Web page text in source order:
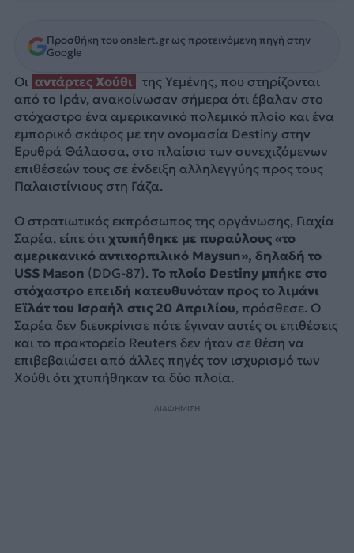
Προσθήκη του onalert.gr ως προτεινόμενη πηγή στην
Google
Οι αντάρτες Χούθι
της Υεμένης, που στηρίζονται
από το Ιράν, ανακοίνωσαν σήμερα ότι έβαλαν στο
στόχαστρο ένα αμερικανικό πολεμικό πλοίο και ένα
εμπορικό σκάφος με την ονομασία Destiny στην
Ερυθρά Θάλασσα, στο πλαίσιο των συνεχιζόμενων
επιθέσεών τους σε ένδειξη αλληλεγγύης προς τους
Παλαιστίνιους στη Γάζα.
Ο στρατιωτικός εκπρόσωπος της οργάνωσης, Γιαχία
Σαρέα, είπε ότι χτυπήθηκε με πυραύλους «το
αμερικανικό αντιτορπιλικό Maysun», δηλαδή το
USS Mason (DDG-87). Το πλοίο Destiny μπήκε στο
στόχαστρο επειδή κατευθυνόταν προς το λιμάνι
Εϊλάτ του Ισραήλ στις 20 Απριλίου, πρόσθεσε. Ο
Σαρέα δεν διευκρίνισε πότε έγιναν αυτές οι επιθέσεις
και το πρακτορείο Reuters δεν ήταν σε θέση να
επιβεβαιώσει από άλλες πηγές τον ισχυρισμό των
Χούθι ότι χτυπήθηκαν τα δύο πλοία.
ΔΙΑΦΗΜΙΣΗ